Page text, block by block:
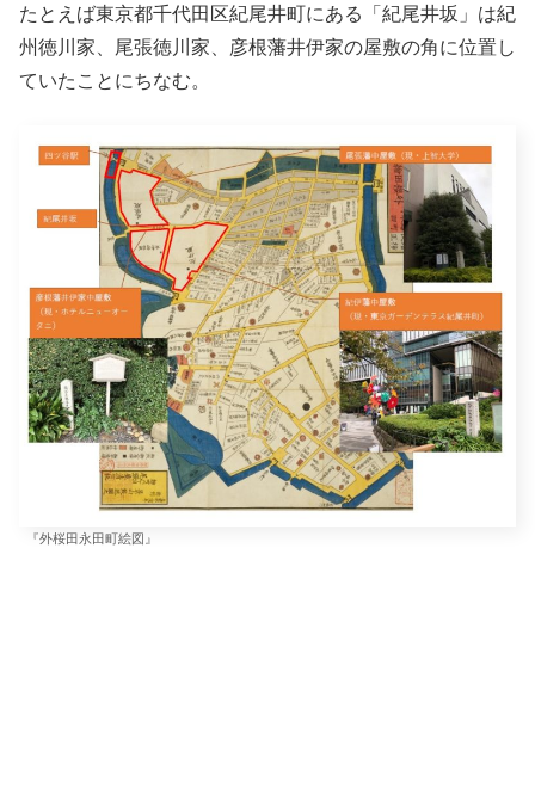
たとえば東京都千代田区紀尾井町にある「紀尾井坂」は紀
州徳川家、尾張徳川家、彦根藩井伊家の屋敷の角に位置し
ていたことにちなむ。
『外桜田永田町絵図』